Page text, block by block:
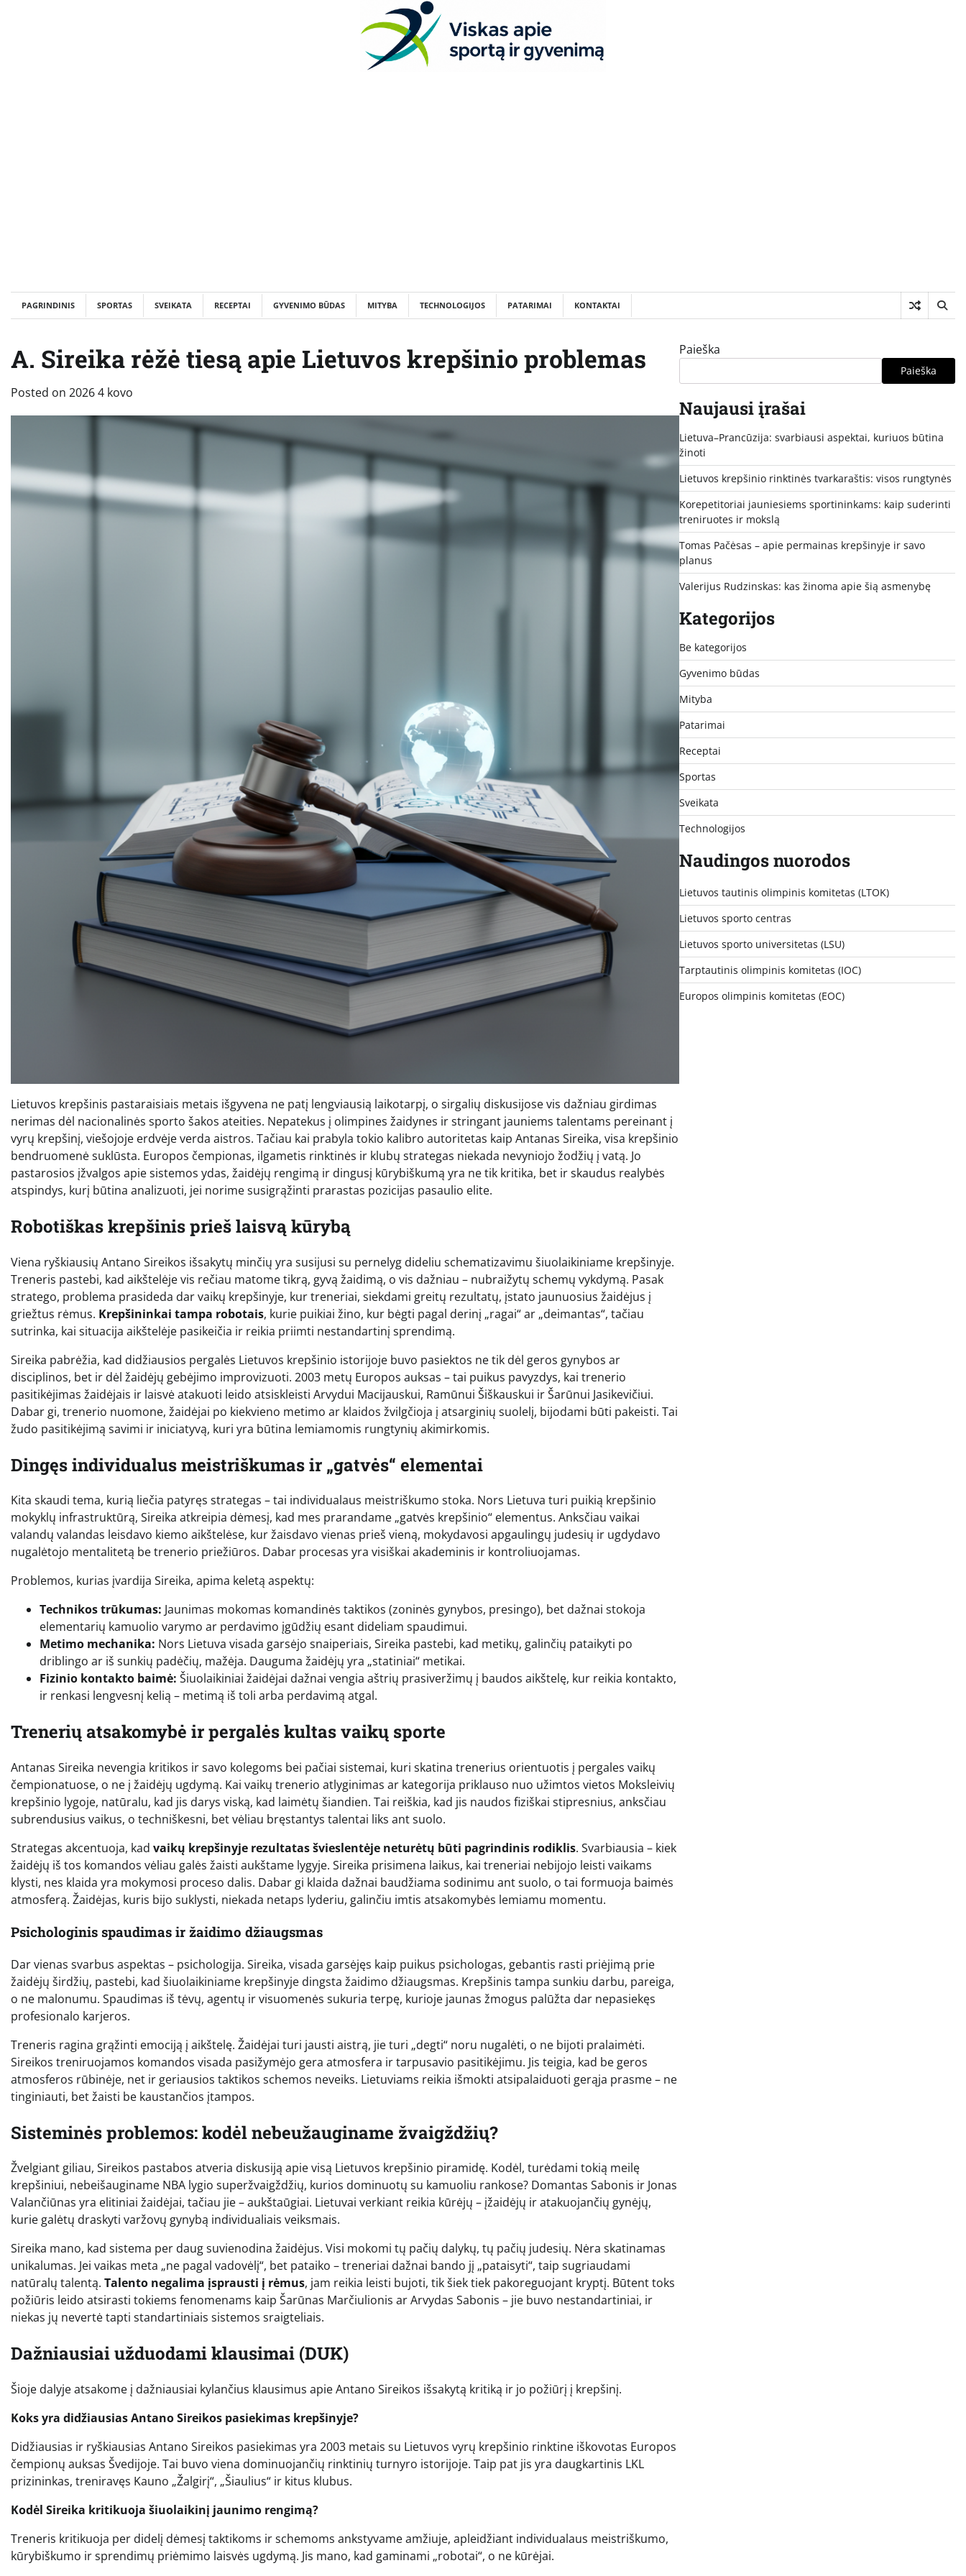
PAGRINDINIS SPORTAS SVEIKATA RECEPTAI GYVENIMO BŪDAS MITYBA TECHNOLOGIJOS PATARIMAI KONTAKTAI
A. Sireika rėžė tiesą apie Lietuvos krepšinio problemas
Posted on 2026 4 kovo
Lietuvos krepšinis pastaraisiais metais išgyvena ne patį lengviausią laikotarpį, o sirgalių diskusijose vis dažniau girdimas
nerimas dėl nacionalinės sporto šakos ateities. Nepatekus į olimpines žaidynes ir stringant jauniems talentams pereinant į
vyrų krepšinį, viešojoje erdvėje verda aistros. Tačiau kai prabyla tokio kalibro autoritetas kaip Antanas Sireika, visa krepšinio
bendruomenė suklūsta. Europos čempionas, ilgametis rinktinės ir klubų strategas niekada nevyniojo žodžių į vatą. Jo
pastarosios įžvalgos apie sistemos ydas, žaidėjų rengimą ir dingusį kūrybiškumą yra ne tik kritika, bet ir skaudus realybės
atspindys, kurį būtina analizuoti, jei norime susigrąžinti prarastas pozicijas pasaulio elite.
Robotiškas krepšinis prieš laisvą kūrybą
Viena ryškiausių Antano Sireikos išsakytų minčių yra susijusi su pernelyg dideliu schematizavimu šiuolaikiniame krepšinyje.
Treneris pastebi, kad aikštelėje vis rečiau matome tikrą, gyvą žaidimą, o vis dažniau – nubraižytų schemų vykdymą. Pasak
stratego, problema prasideda dar vaikų krepšinyje, kur treneriai, siekdami greitų rezultatų, įstato jaunuosius žaidėjus į
griežtus rėmus. Krepšininkai tampa robotais, kurie puikiai žino, kur bėgti pagal derinį „ragai“ ar „deimantas“, tačiau
sutrinka, kai situacija aikštelėje pasikeičia ir reikia priimti nestandartinį sprendimą.
Sireika pabrėžia, kad didžiausios pergalės Lietuvos krepšinio istorijoje buvo pasiektos ne tik dėl geros gynybos ar
disciplinos, bet ir dėl žaidėjų gebėjimo improvizuoti. 2003 metų Europos auksas – tai puikus pavyzdys, kai trenerio
pasitikėjimas žaidėjais ir laisvė atakuoti leido atsiskleisti Arvydui Macijauskui, Ramūnui Šiškauskui ir Šarūnui Jasikevičiui.
Dabar gi, trenerio nuomone, žaidėjai po kiekvieno metimo ar klaidos žvilgčioja į atsarginių suolelį, bijodami būti pakeisti. Tai
žudo pasitikėjimą savimi ir iniciatyvą, kuri yra būtina lemiamomis rungtynių akimirkomis.
Dingęs individualus meistriškumas ir „gatvės“ elementai
Kita skaudi tema, kurią liečia patyręs strategas – tai individualaus meistriškumo stoka. Nors Lietuva turi puikią krepšinio
mokyklų infrastruktūrą, Sireika atkreipia dėmesį, kad mes prarandame „gatvės krepšinio“ elementus. Anksčiau vaikai
valandų valandas leisdavo kiemo aikštelėse, kur žaisdavo vienas prieš vieną, mokydavosi apgaulingų judesių ir ugdydavo
nugalėtojo mentalitetą be trenerio priežiūros. Dabar procesas yra visiškai akademinis ir kontroliuojamas.
Problemos, kurias įvardija Sireika, apima keletą aspektų:
Technikos trūkumas: Jaunimas mokomas komandinės taktikos (zoninės gynybos, presingo), bet dažnai stokoja
elementarių kamuolio varymo ar perdavimo įgūdžių esant dideliam spaudimui.
Metimo mechanika: Nors Lietuva visada garsėjo snaiperiais, Sireika pastebi, kad metikų, galinčių pataikyti po
driblingo ar iš sunkių padėčių, mažėja. Dauguma žaidėjų yra „statiniai“ metikai.
Fizinio kontakto baimė: Šiuolaikiniai žaidėjai dažnai vengia aštrių prasiveržimų į baudos aikštelę, kur reikia kontakto,
ir renkasi lengvesnį kelią – metimą iš toli arba perdavimą atgal.
Trenerių atsakomybė ir pergalės kultas vaikų sporte
Antanas Sireika nevengia kritikos ir savo kolegoms bei pačiai sistemai, kuri skatina trenerius orientuotis į pergales vaikų
čempionatuose, o ne į žaidėjų ugdymą. Kai vaikų trenerio atlyginimas ar kategorija priklauso nuo užimtos vietos Moksleivių
krepšinio lygoje, natūralu, kad jis darys viską, kad laimėtų šiandien. Tai reiškia, kad jis naudos fiziškai stipresnius, anksčiau
subrendusius vaikus, o techniškesni, bet vėliau bręstantys talentai liks ant suolo.
Strategas akcentuoja, kad vaikų krepšinyje rezultatas švieslentėje neturėtų būti pagrindinis rodiklis. Svarbiausia – kiek
žaidėjų iš tos komandos vėliau galės žaisti aukštame lygyje. Sireika prisimena laikus, kai treneriai nebijojo leisti vaikams
klysti, nes klaida yra mokymosi proceso dalis. Dabar gi klaida dažnai baudžiama sodinimu ant suolo, o tai formuoja baimės
atmosferą. Žaidėjas, kuris bijo suklysti, niekada netaps lyderiu, galinčiu imtis atsakomybės lemiamu momentu.
Psichologinis spaudimas ir žaidimo džiaugsmas
Dar vienas svarbus aspektas – psichologija. Sireika, visada garsėjęs kaip puikus psichologas, gebantis rasti priėjimą prie
žaidėjų širdžių, pastebi, kad šiuolaikiniame krepšinyje dingsta žaidimo džiaugsmas. Krepšinis tampa sunkiu darbu, pareiga,
o ne malonumu. Spaudimas iš tėvų, agentų ir visuomenės sukuria terpę, kurioje jaunas žmogus palūžta dar nepasiekęs
profesionalo karjeros.
Treneris ragina grąžinti emociją į aikštelę. Žaidėjai turi jausti aistrą, jie turi „degti“ noru nugalėti, o ne bijoti pralaimėti.
Sireikos treniruojamos komandos visada pasižymėjo gera atmosfera ir tarpusavio pasitikėjimu. Jis teigia, kad be geros
atmosferos rūbinėje, net ir geriausios taktikos schemos neveiks. Lietuviams reikia išmokti atsipalaiduoti gerąja prasme – ne
tinginiauti, bet žaisti be kaustančios įtampos.
Sisteminės problemos: kodėl nebeužauginame žvaigždžių?
Žvelgiant giliau, Sireikos pastabos atveria diskusiją apie visą Lietuvos krepšinio piramidę. Kodėl, turėdami tokią meilę
krepšiniui, nebeišauginame NBA lygio superžvaigždžių, kurios dominuotų su kamuoliu rankose? Domantas Sabonis ir Jonas
Valančiūnas yra elitiniai žaidėjai, tačiau jie – aukštaūgiai. Lietuvai verkiant reikia kūrėjų – įžaidėjų ir atakuojančių gynėjų,
kurie galėtų draskyti varžovų gynybą individualiais veiksmais.
Sireika mano, kad sistema per daug suvienodina žaidėjus. Visi mokomi tų pačių dalykų, tų pačių judesių. Nėra skatinamas
unikalumas. Jei vaikas meta „ne pagal vadovėlį“, bet pataiko – treneriai dažnai bando jį „pataisyti“, taip sugriaudami
natūralų talentą. Talento negalima įsprausti į rėmus, jam reikia leisti bujoti, tik šiek tiek pakoreguojant kryptį. Būtent toks
požiūris leido atsirasti tokiems fenomenams kaip Šarūnas Marčiulionis ar Arvydas Sabonis – jie buvo nestandartiniai, ir
niekas jų nevertė tapti standartiniais sistemos sraigteliais.
Dažniausiai užduodami klausimai (DUK)
Šioje dalyje atsakome į dažniausiai kylančius klausimus apie Antano Sireikos išsakytą kritiką ir jo požiūrį į krepšinį.
Koks yra didžiausias Antano Sireikos pasiekimas krepšinyje?
Didžiausias ir ryškiausias Antano Sireikos pasiekimas yra 2003 metais su Lietuvos vyrų krepšinio rinktine iškovotas Europos
čempionų auksas Švedijoje. Tai buvo viena dominuojančių rinktinių turnyro istorijoje. Taip pat jis yra daugkartinis LKL
prizininkas, treniravęs Kauno „Žalgirį“, „Šiaulius“ ir kitus klubus.
Kodėl Sireika kritikuoja šiuolaikinį jaunimo rengimą?
Treneris kritikuoja per didelį dėmesį taktikoms ir schemoms ankstyvame amžiuje, apleidžiant individualaus meistriškumo,
kūrybiškumo ir sprendimų priėmimo laisvės ugdymą. Jis mano, kad gaminami „robotai“, o ne kūrėjai.
Paieška
Paieška
Naujausi įrašai
Lietuva–Prancūzija: svarbiausi aspektai, kuriuos būtina
žinoti
Lietuvos krepšinio rinktinės tvarkaraštis: visos rungtynės
Korepetitoriai jauniesiems sportininkams: kaip suderinti
treniruotes ir mokslą
Tomas Pačėsas – apie permainas krepšinyje ir savo
planus
Valerijus Rudzinskas: kas žinoma apie šią asmenybę
Kategorijos
Be kategorijos
Gyvenimo būdas
Mityba
Patarimai
Receptai
Sportas
Sveikata
Technologijos
Naudingos nuorodos
Lietuvos tautinis olimpinis komitetas (LTOK)
Lietuvos sporto centras
Lietuvos sporto universitetas (LSU)
Tarptautinis olimpinis komitetas (IOC)
Europos olimpinis komitetas (EOC)